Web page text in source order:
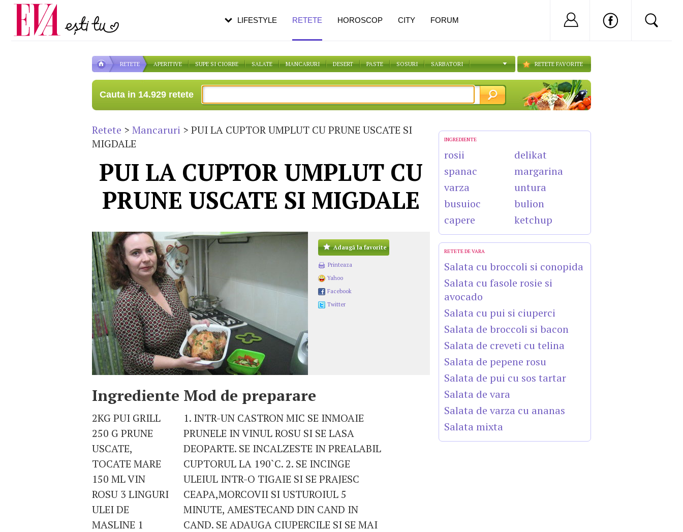
RETETE APERITIVE SUPE SI CIORBE SALATE MANCARURI DESERT PASTE SOSURI SARBATORI RETETE FAVORITE
Cauta in 14.929 retete
Retete > Mancaruri > PUI LA CUPTOR UMPLUT CU PRUNE USCATE SI
MIGDALE
PUI LA CUPTOR UMPLUT CU
PRUNE USCATE SI MIGDALE
Adaugă la favorite
Printeaza
Yahoo
Facebook
Twitter
Ingrediente
2KG PUI GRILL
250 G PRUNE
USCATE,
TOCATE MARE
150 ML VIN
ROSU 3 LINGURI
ULEI DE
MASLINE 1
Mod de preparare
1. INTR-UN CASTRON MIC SE INMOAIE
PRUNELE IN VINUL ROSU SI SE LASA
DEOPARTE. SE INCALZESTE IN PREALABIL
CUPTORUL LA 190`C. 2. SE INCINGE
ULEIUL INTR-O TIGAIE SI SE PRAJESC
CEAPA,MORCOVII SI USTUROIUL 5
MINUTE, AMESTECAND DIN CAND IN
CAND. SE ADAUGA CIUPERCILE SI SE MAI
INGREDIENTE
rosii
spanac
varza
busuioc
capere
delikat
margarina
untura
bulion
ketchup
RETETE DE VARA
Salata cu broccoli si conopida
Salata cu fasole rosie si
avocado
Salata cu pui si ciuperci
Salata de broccoli si bacon
Salata de creveti cu telina
Salata de pepene rosu
Salata de pui cu sos tartar
Salata de vara
Salata de varza cu ananas
Salata mixta
LIFESTYLE RETETE HOROSCOP CITY FORUM Nu ai cont?
Carieră
Actualitate